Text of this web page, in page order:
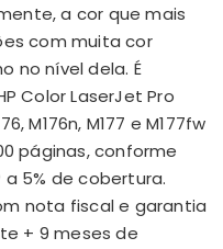
a cor que mais
com muita cor
no nível dela. É
Color LaserJet Pro
M176n, M177 e M177fw
páginas, conforme
5% de cobertura.
nota fiscal e garantia
+ 9 meses de